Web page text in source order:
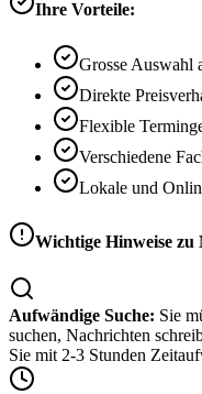
Ihre Vorteile:
Grosse Auswahl
Direkte
Flexible
Verschiedene
Lokale und
Wichtige Hinweise
Aufwändige Suche: Sie
suchen, Nachrichten
Sie mit 2-3 Stunden